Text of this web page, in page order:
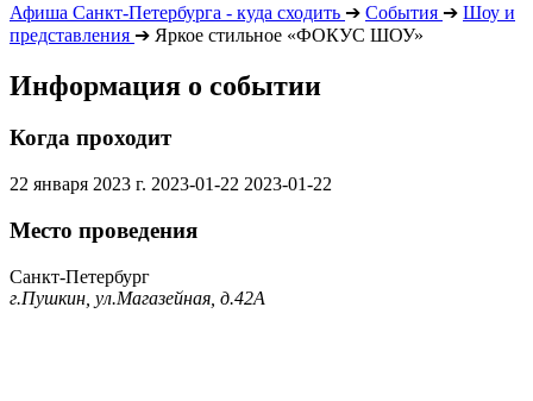
Афиша Санкт-Петербурга - куда сходить ➔ События ➔ Шоу и
представления ➔ Яркое стильное «ФОКУС ШОУ»
Информация о событии
Когда проходит
22 января 2023 г. 2023-01-22 2023-01-22
Место проведения
Санкт-Петербург
г.Пушкин, ул.Магазейная, д.42А